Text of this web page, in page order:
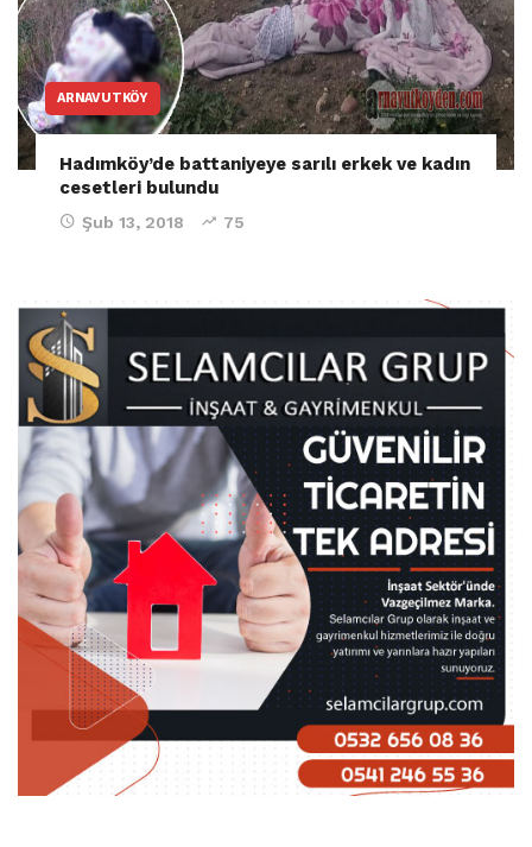
ARNAVUTKÖY
Hadımköy’de battaniyeye sarılı erkek ve kadın
cesetleri bulundu
Şub 13, 2018 75